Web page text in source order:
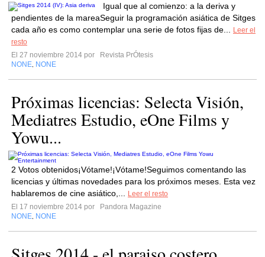
Igual que al comienzo: a la deriva y
pendientes de la mareaSeguir la programación asiática de Sitges
cada año es como contemplar una serie de fotos fijas de...
Leer el
resto
El 27 noviembre 2014 por
Revista PrÓtesis
NONE NONE
Próximas licencias: Selecta Visión,
Mediatres Estudio, eOne Films y
Yowu...
2 Votos obtenidos¡Vótame!¡Vótame!Seguimos comentando las
licencias y últimas novedades para los próximos meses. Esta vez
hablaremos de cine asiático,...
Leer el resto
El 17 noviembre 2014 por
Pandora Magazine
NONE NONE